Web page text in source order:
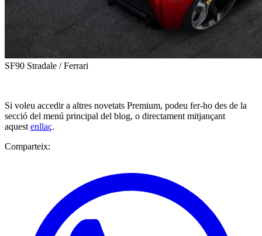
SF90 Stradale / Ferrari
Si voleu accedir a altres novetats Premium, podeu fer-ho des de la
secció del menú principal del blog, o directament mitjançant
aquestenllaç.
Comparteix: